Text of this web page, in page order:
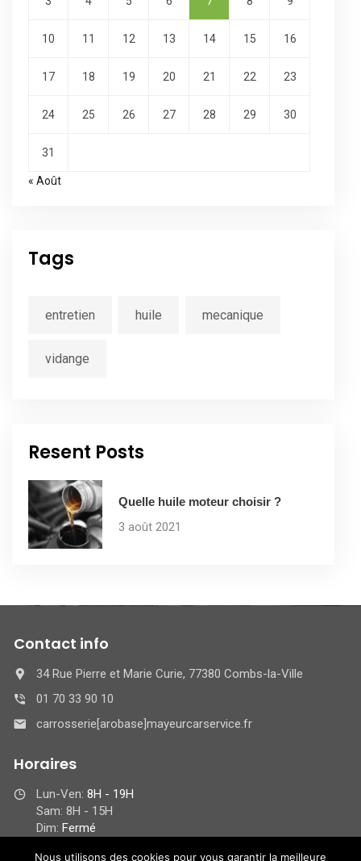
10 11 12 13 14 15 16
17 18 19 20 21 22 23
24 25 26 27 28 29 30
31
« Août
Tags
entretien huile mecanique
vidange
Resent Posts
Quelle huile moteur choisir ?
3 août 2021
Contact info
34 Rue Pierre et Marie Curie, 77380 Combs-la-Ville
01 70 33 90 10
carrosserie[arobase]mayeurcarservice.fr
Horaires
Lun-Ven: 8H - 19H
Sam: 8H - 15H
Dim: Fermé
Nous utilisons des cookies pour vous garantir la meilleure